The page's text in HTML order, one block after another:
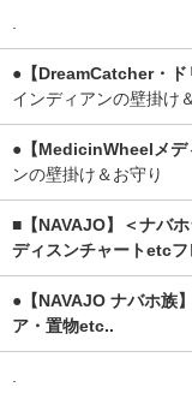
.
●【DreamCatcher・ド
インディアンの壁掛け
●【MedicinWheelメデ
ンの壁掛け＆お守り
■【NAVAJO】＜ナバ
ディスンチャートetcフ
●【NAVAJO ナバホ族
ア・置物etc..
.